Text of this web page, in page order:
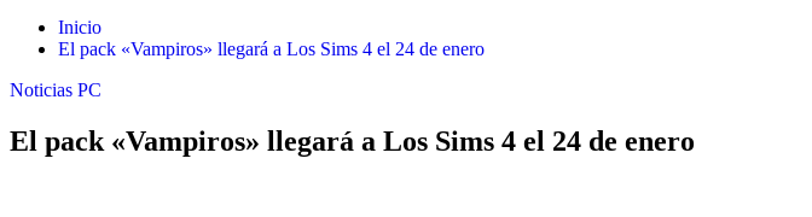
Inicio
El pack «Vampiros» llegará a Los Sims 4 el 24 de enero
Noticias PC
El pack «Vampiros» llegará a Los Sims 4 el 24 de enero